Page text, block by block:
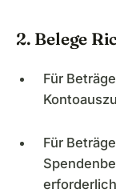
2. Belege
Für
Für